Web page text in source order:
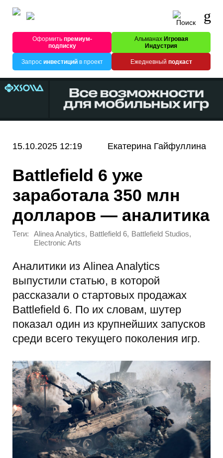
Оформитьпремиум-
подписку
Альманах Игровая
Индустрия
Запрос инвестицийв проект Ежедневный подкаст
15.10.2025 12:19 Екатерина Гайфуллина
Battlefield 6 уже
заработала 350 млн
долларов — аналитика
Теги: Alinea Analytics, Battlefield 6, Battlefield Studios,
Electronic Arts
Аналитики из Alinea Analytics
выпустили статью, в которой
рассказали о стартовых продажах
Battlefield 6. По их словам, шутер
показал один из крупнейших запусков
среди всего текущего поколения игр.